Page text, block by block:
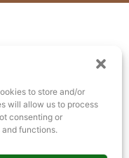
to store and/or
will allow us to process
consenting or
functions.